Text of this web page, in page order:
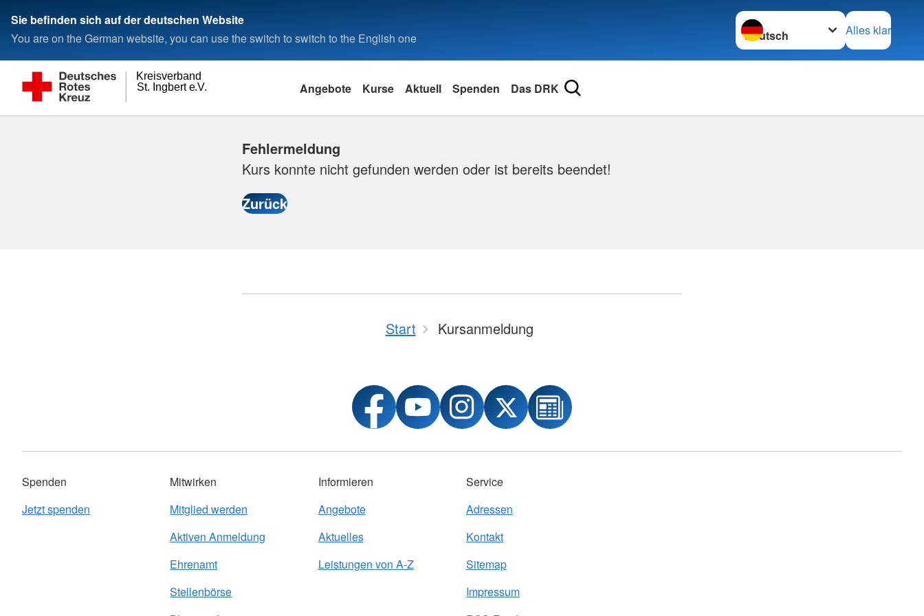
Sie befinden sich auf der deutschen Website
You are on the German website, you can use the switch to switch to the English one
Sprache wechseln zu
Alles klar
St. Ingbert e.V.
Kreisverband
Angebote Kurse Aktuell Spenden Das DRK
Fehlermeldung
Kurs konnte nicht gefunden werden oder ist bereits beendet!
Start Kursanmeldung
Spenden
Jetzt spenden
Mitwirken
Mitglied werden
Aktiven Anmeldung
Ehrenamt
Stellenbörse
Informieren
Angebote
Aktuelles
Leistungen von A-Z
Service
Adressen
Kontakt
Sitemap
Impressum